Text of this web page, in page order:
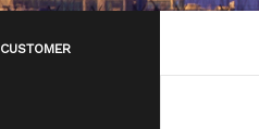
CUSTOMER